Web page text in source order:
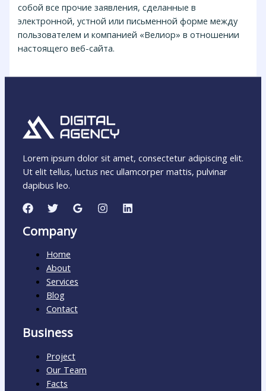
собой все прочие заявления, сделанные в
электронной, устной или письменной форме между
пользователем и компанией «Велиор» в отношении
настоящего веб-сайта.
Lorem ipsum dolor sit amet, consectetur adipiscing elit.
Ut elit tellus, luctus nec ullamcorper mattis, pulvinar
dapibus leo.
Company
Home
About
Services
Blog
Contact
Business
Project
Our Team
Facts